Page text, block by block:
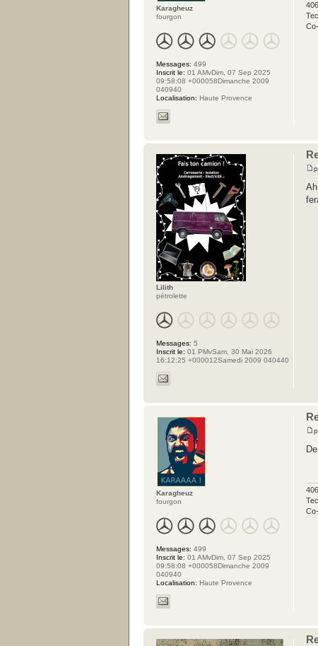
Karagheuz
fourgon
Messages: 499
Inscrit le: 01 AMvDim, 07 Sep 2025
09:58:08 +000058Dimanche 2009
040940
Localisation: Haute Provence
Lilith
pétrolette
Messages: 5
Inscrit le: 01 PMvSam, 30 Mai 2026
16:12:25 +000012Samedi 2009 040440
Karagheuz
fourgon
Messages: 499
Inscrit le: 01 AMvDim, 07 Sep 2025
09:58:08 +000058Dimanche 2009
040940
Localisation: Haute Provence